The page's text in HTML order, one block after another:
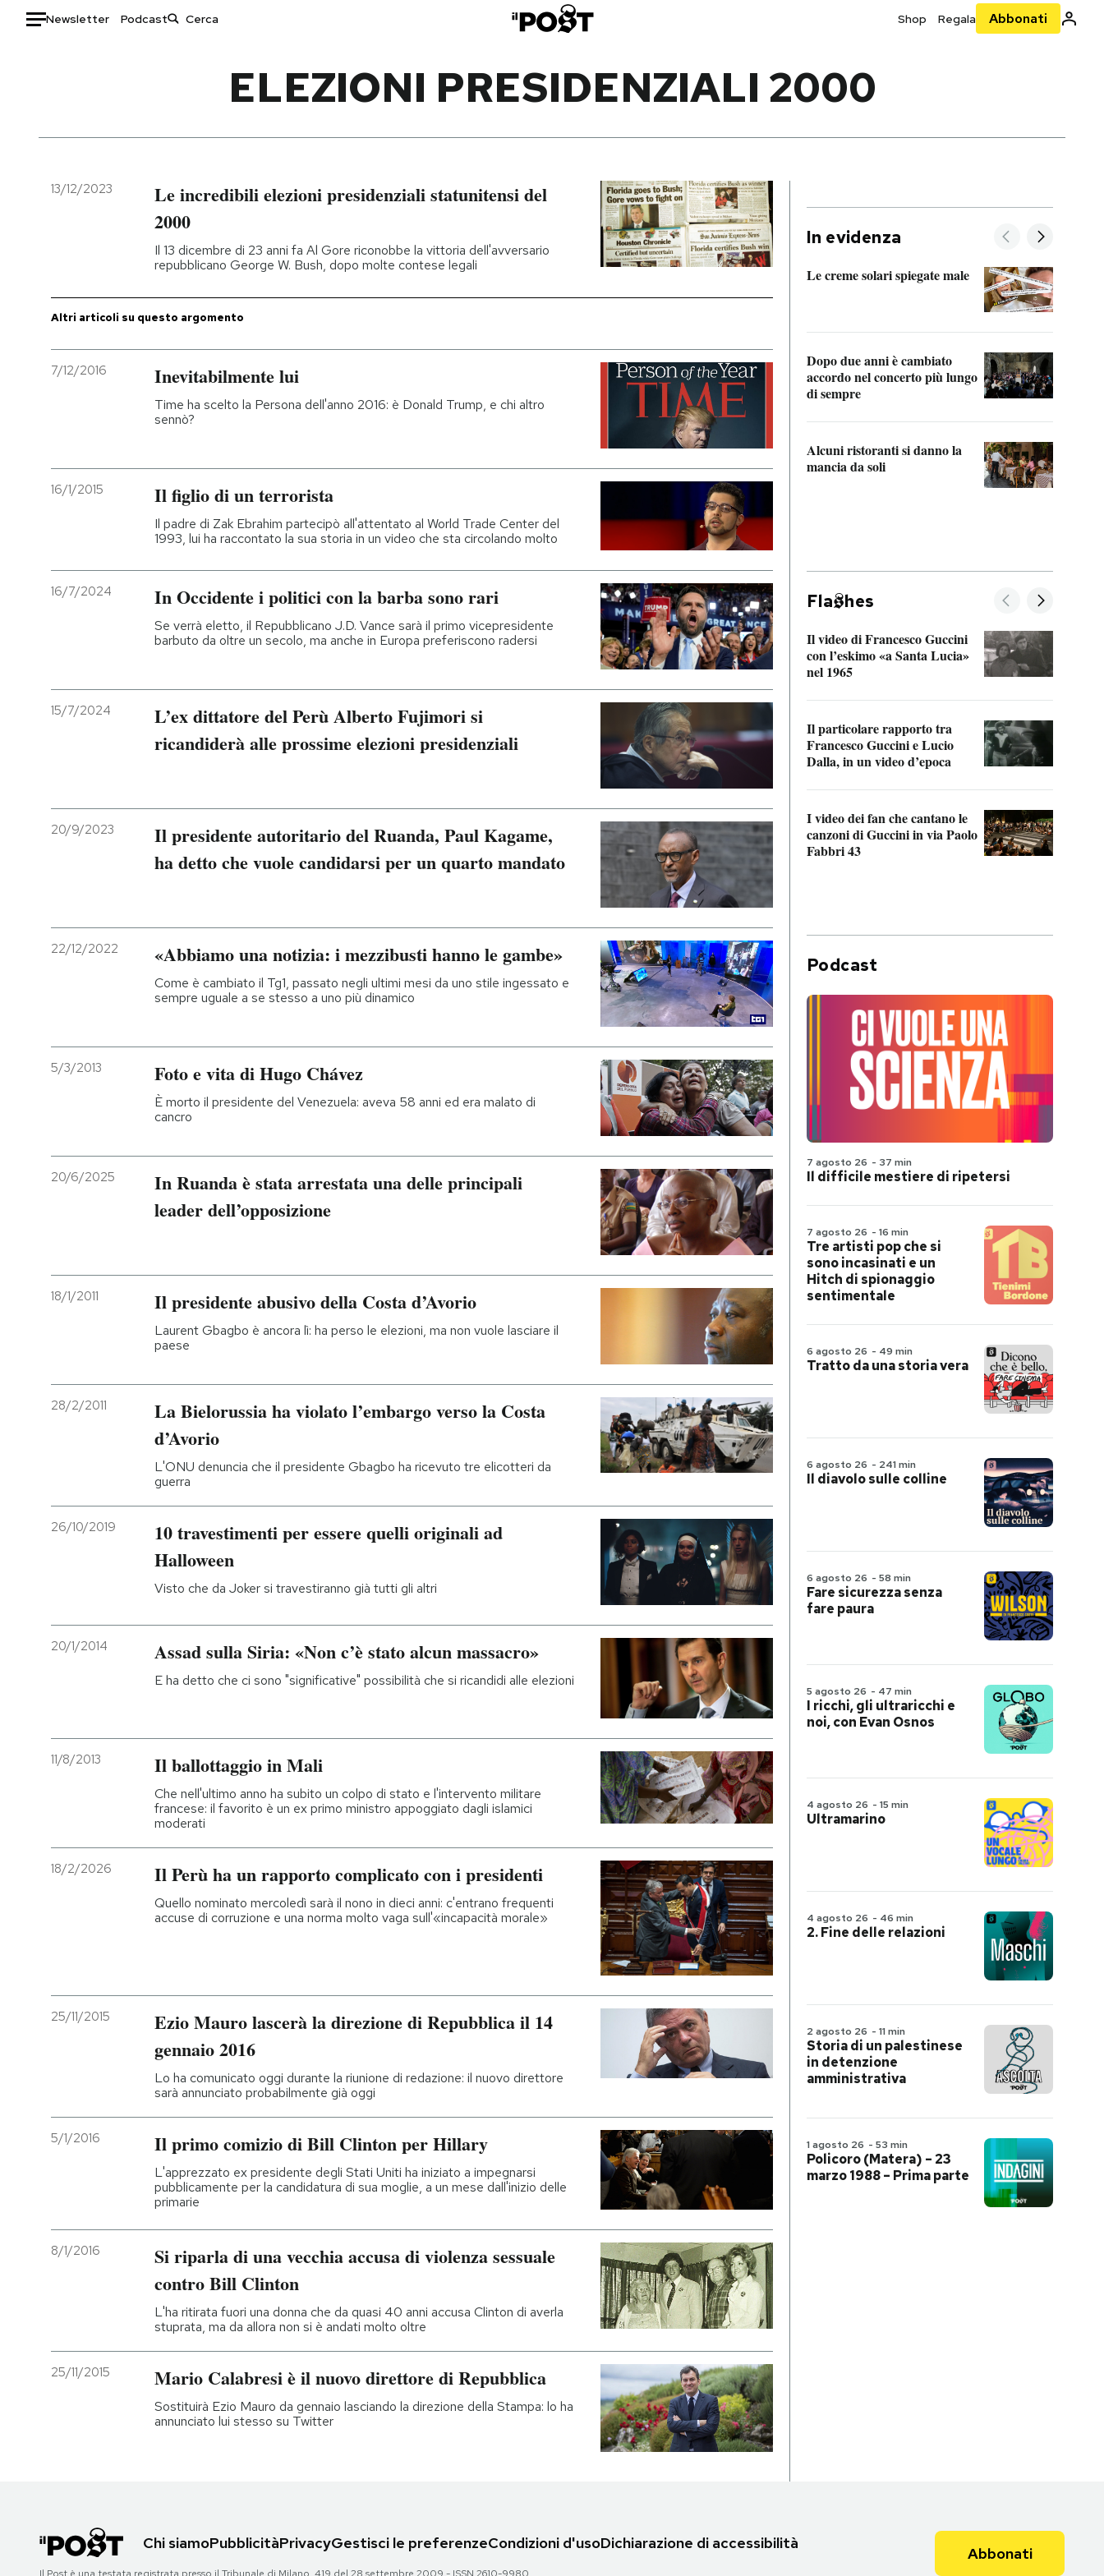
Newsletter Podcast Shop Regala Abbonati
Italia
Politica
Moda
Media
Entra
ELEZIONI PRESIDENZIALI 2000
13/12/2023
Le incredibili elezioni presidenziali statunitensi del
2000
Il 13 dicembre di 23 anni fa Al Gore riconobbe la vittoria dell'avversario
repubblicano George W. Bush, dopo molte contese legali
Altri articoli su questo argomento
7/12/2016 Inevitabilmente lui
Time ha scelto la Persona dell'anno 2016: è Donald Trump, e chi altro
sennò?
16/1/2015 Il figlio di un terrorista
Il padre di Zak Ebrahim partecipò all'attentato al World Trade Center del
1993, lui ha raccontato la sua storia in un video che sta circolando molto
16/7/2024 In Occidente i politici con la barba sono rari
Se verrà eletto, il Repubblicano J.D. Vance sarà il primo vicepresidente
barbuto da oltre un secolo, ma anche in Europa preferiscono radersi
15/7/2024
L’ex dittatore del Perù Alberto Fujimori si
ricandiderà alle prossime elezioni presidenziali
20/9/2023
Il presidente autoritario del Ruanda, Paul Kagame,
ha detto che vuole candidarsi per un quarto mandato
22/12/2022 «Abbiamo una notizia: i mezzibusti hanno le gambe»
Come è cambiato il Tg1, passato negli ultimi mesi da uno stile ingessato e
sempre uguale a se stesso a uno più dinamico
5/3/2013 Foto e vita di Hugo Chávez
È morto il presidente del Venezuela: aveva 58 anni ed era malato di
cancro
20/6/2025
In Ruanda è stata arrestata una delle principali
leader dell’opposizione
18/1/2011 Il presidente abusivo della Costa d’Avorio
Laurent Gbagbo è ancora lì: ha perso le elezioni, ma non vuole lasciare il
paese
28/2/2011
La Bielorussia ha violato l’embargo verso la Costa
d’Avorio
L'ONU denuncia che il presidente Gbagbo ha ricevuto tre elicotteri da
guerra
26/10/2019
10 travestimenti per essere quelli originali ad
Halloween
Visto che da Joker si travestiranno già tutti gli altri
20/1/2014 Assad sulla Siria: «Non c’è stato alcun massacro»
E ha detto che ci sono "significative" possibilità che si ricandidi alle elezioni
11/8/2013 Il ballottaggio in Mali
Che nell'ultimo anno ha subito un colpo di stato e l'intervento militare
francese: il favorito è un ex primo ministro appoggiato dagli islamici
moderati
18/2/2026 Il Perù ha un rapporto complicato con i presidenti
Quello nominato mercoledì sarà il nono in dieci anni: c'entrano frequenti
accuse di corruzione e una norma molto vaga sull'«incapacità morale»
25/11/2015
Ezio Mauro lascerà la direzione di Repubblica il 14
gennaio 2016
Lo ha comunicato oggi durante la riunione di redazione: il nuovo direttore
sarà annunciato probabilmente già oggi
5/1/2016 Il primo comizio di Bill Clinton per Hillary
L'apprezzato ex presidente degli Stati Uniti ha iniziato a impegnarsi
pubblicamente per la candidatura di sua moglie, a un mese dall'inizio delle
primarie
8/1/2016
Si riparla di una vecchia accusa di violenza sessuale
contro Bill Clinton
L'ha ritirata fuori una donna che da quasi 40 anni accusa Clinton di averla
stuprata, ma da allora non si è andati molto oltre
25/11/2015 Mario Calabresi è il nuovo direttore di Repubblica
Sostituirà Ezio Mauro da gennaio lasciando la direzione della Stampa: lo ha
annunciato lui stesso su Twitter
In evidenza
Le creme solari spiegate male
Dopo due anni è cambiato
accordo nel concerto più lungo
di sempre
Alcuni ristoranti si danno la
mancia da soli
Fla hes
Il video di Francesco Guccini
con l’eskimo «a Santa Lucia»
nel 1965
Il particolare rapporto tra
Francesco Guccini e Lucio
Dalla, in un video d’epoca
I video dei fan che cantano le
canzoni di Guccini in via Paolo
Fabbri 43
Podcast
7 agosto 26 - 37 min
Il difficile mestiere di ripetersi
7 agosto 26 - 16 min
Tre artisti pop che si
sono incasinati e un
Hitch di spionaggio
sentimentale
6 agosto 26 - 49 min
Tratto da una storia vera
6 agosto 26 - 241 min
Il diavolo sulle colline
6 agosto 26 - 58 min
Fare sicurezza senza
fare paura
5 agosto 26 - 47 min
I ricchi, gli ultraricchi e
noi, con Evan Osnos
4 agosto 26 - 15 min
Ultramarino
4 agosto 26 - 46 min
2. Fine delle relazioni
2 agosto 26 - 11 min
Storia di un palestinese
in detenzione
amministrativa
1 agosto 26 - 53 min
Policoro (Matera) – 23
marzo 1988 – Prima parte
Chi siamoPubblicitàPrivacyGestisci le preferenzeCondizioni d'usoDichiarazione di accessibilità
Il Post è una testata registrata presso il Tribunale di Milano, 419 del 28 settembre 2009 - ISSN 2610-9980
Abbonati